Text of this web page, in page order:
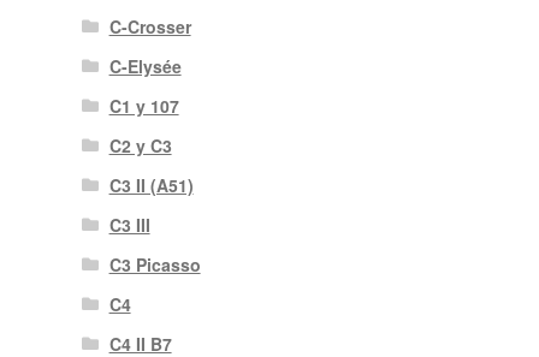
C-Crosser
C-Elysée
C1 y 107
C2 y C3
C3 II (A51)
C3 III
C3 Picasso
C4
C4 II B7